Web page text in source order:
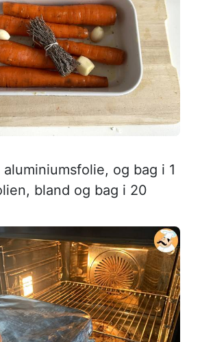
og bag i 1
bland og bag i 20